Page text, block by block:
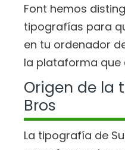
Font hemos
tipografías para
en tu ordenador
la plataforma que
Origen de la
Bros
La tipografía de